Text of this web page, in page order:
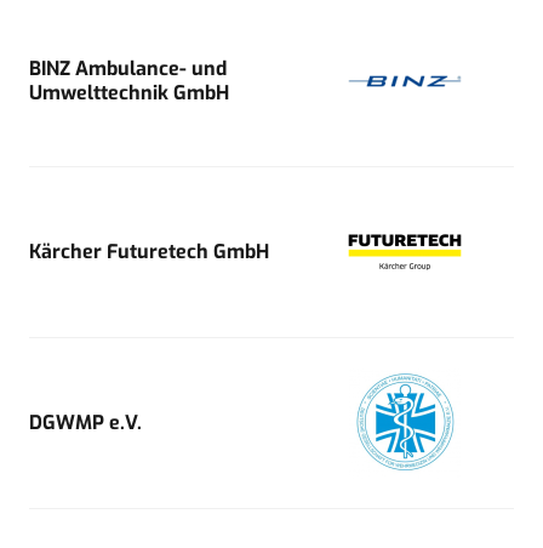
BINZ Ambulance- und
Umwelttechnik GmbH
Kärcher Futuretech GmbH
DGWMP e.V.